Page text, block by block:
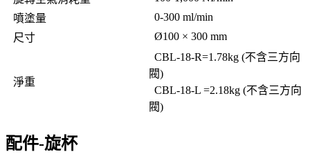
噴塗量
0-300 ml/min
尺寸
Ø100 × 300 mm
淨重
CBL-18-R=1.78kg (不含三方向
閥)
CBL-18-L =2.18kg (不含三方向
閥)
配件-旋杯